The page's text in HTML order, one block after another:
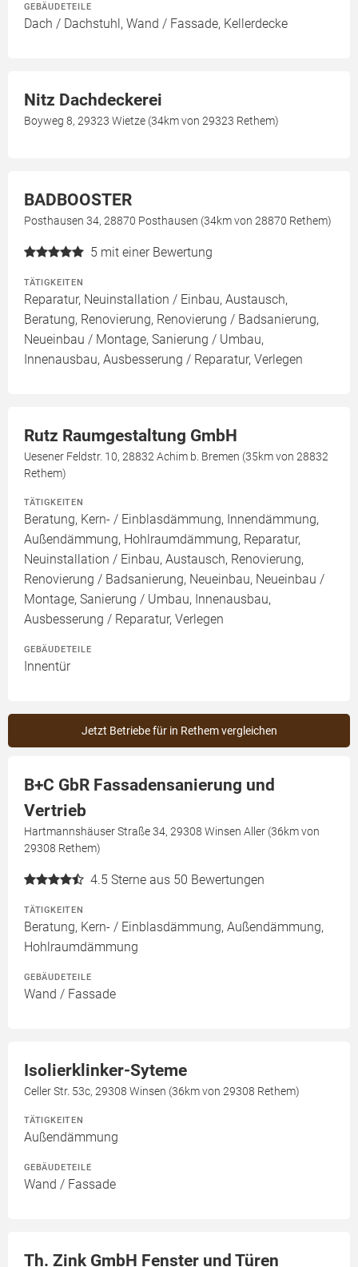
GEBÄUDETEILE
Dach / Dachstuhl, Wand / Fassade, Kellerdecke
Nitz Dachdeckerei
Boyweg 8, 29323 Wietze (34km von 29323 Rethem)
BADBOOSTER
Posthausen 34, 28870 Posthausen (34km von 28870 Rethem)
5 mit einer Bewertung
TÄTIGKEITEN
Reparatur, Neuinstallation / Einbau, Austausch,
Beratung, Renovierung, Renovierung / Badsanierung,
Neueinbau / Montage, Sanierung / Umbau,
Innenausbau, Ausbesserung / Reparatur, Verlegen
Rutz Raumgestaltung GmbH
Uesener Feldstr. 10, 28832 Achim b. Bremen (35km von 28832
Rethem)
TÄTIGKEITEN
Beratung, Kern- / Einblasdämmung, Innendämmung,
Außendämmung, Hohlraumdämmung, Reparatur,
Neuinstallation / Einbau, Austausch, Renovierung,
Renovierung / Badsanierung, Neueinbau, Neueinbau /
Montage, Sanierung / Umbau, Innenausbau,
Ausbesserung / Reparatur, Verlegen
GEBÄUDETEILE
Innentür
Jetzt Betriebe für in Rethem vergleichen
B+C GbR Fassadensanierung und
Vertrieb
Hartmannshäuser Straße 34, 29308 Winsen Aller (36km von
29308 Rethem)
4.5 Sterne aus 50 Bewertungen
TÄTIGKEITEN
Beratung, Kern- / Einblasdämmung, Außendämmung,
Hohlraumdämmung
GEBÄUDETEILE
Wand / Fassade
Isolierklinker-Syteme
Celler Str. 53c, 29308 Winsen (36km von 29308 Rethem)
TÄTIGKEITEN
Außendämmung
GEBÄUDETEILE
Wand / Fassade
Th. Zink GmbH Fenster und Türen